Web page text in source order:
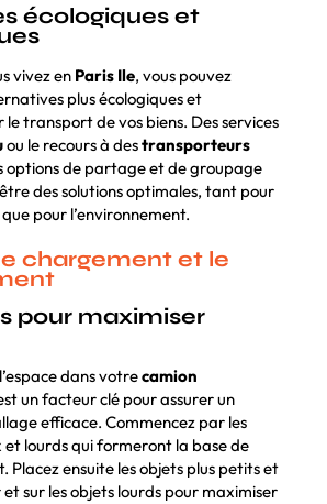
écologiques et
vivez en Paris Ile, vous pouvez
plus écologiques et
le transport de vos biens. Des services
ou le recours à destransporteurs
options de partage et de groupage
des solutions optimales, tant pour
pour l’environnement.
chargement et le
pour maximiser
dans votrecamion
un facteur clé pour assurer un
efficace. Commencez par les
et lourds qui formeront la base de
Placez ensuite les objets plus petits et
sur les objets lourds pour maximiser